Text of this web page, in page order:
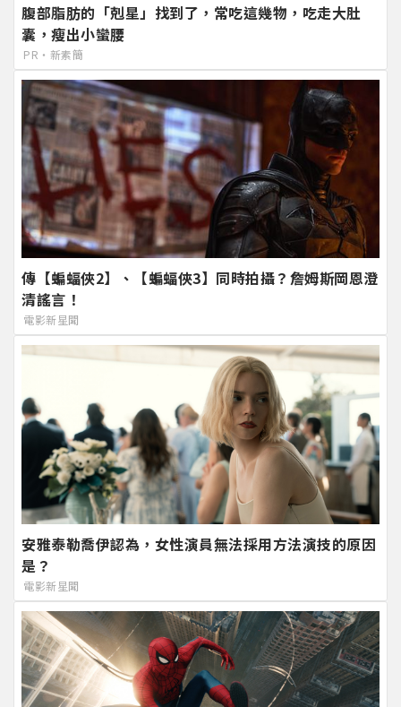
腹部脂肪的「剋星」找到了，常吃這幾物，吃走大肚
囊，瘦出小蠻腰
PR・新素簡
傳【蝙蝠俠2】、【蝙蝠俠3】同時拍攝？詹姆斯岡恩澄
清謠言！
電影新星聞
安雅泰勒喬伊認為，女性演員無法採用方法演技的原因
是？
電影新星聞